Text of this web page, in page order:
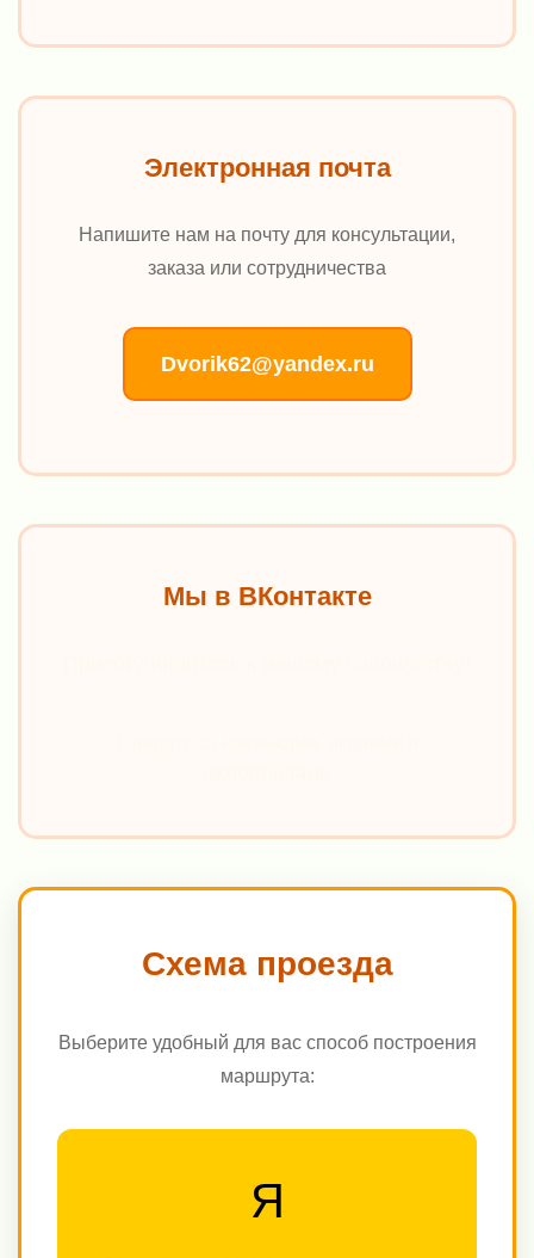
Электронная почта
Напишите нам на почту для консультации,
заказа или сотрудничества
Dvorik62@yandex.ru
Мы в ВКонтакте
Схема проезда
Выберите удобный для вас способ построения
маршрута:
Я